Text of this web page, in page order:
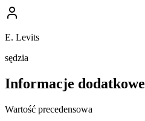
E. Levits
sędzia
Informacje dodatkowe
Wartość precedensowa